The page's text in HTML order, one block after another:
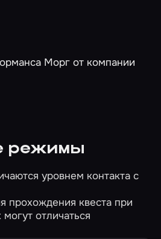
режимы
уровнем контакта с
прохождения квеста при
отличаться